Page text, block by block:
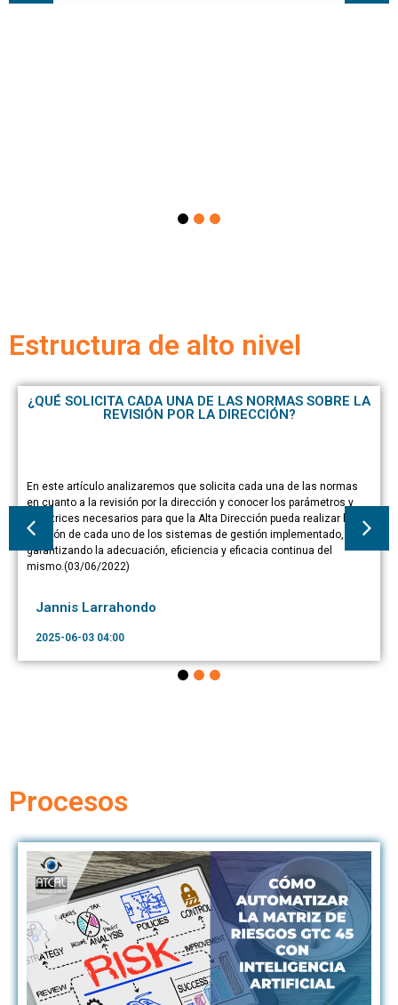
Estructura de alto nivel
¿QUÉ SOLICITA CADA UNA DE LAS NORMAS SOBRE LA
REVISIÓN POR LA DIRECCIÓN?
En este artículo analizaremos que solicita cada una de las normas
en cuanto a la revisión por la dirección y conocer los parámetros y
directrices necesarios para que la Alta Dirección pueda realizar la
revisión de cada uno de los sistemas de gestión implementado,
garantizando la adecuación, eficiencia y eficacia continua del
mismo.(03/06/2022)
Jannis Larrahondo
2025-06-03 04:00
Procesos